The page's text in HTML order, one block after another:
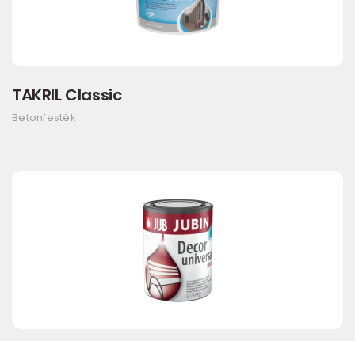
TAKRIL Classic
Betonfesték